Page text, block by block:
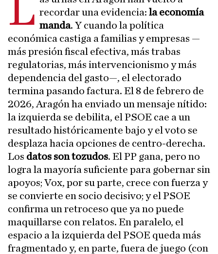
L recordar una evidencia:la economía
manda. Y cuando la política
económica castiga a familias y empresas —
más presión fiscal efectiva, más trabas
regulatorias, más intervencionismo y más
dependencia del gasto—, el electorado
termina pasando factura. El 8 de febrero de
2026, Aragón ha enviado un mensaje nítido:
la izquierda se debilita, el PSOE cae a un
resultado históricamente bajo y el voto se
desplaza hacia opciones de centro-derecha.
Los datos son tozudos. El PP gana, pero no
logra la mayoría suficiente para gobernar sin
apoyos; Vox, por su parte, crece con fuerza y
se convierte en socio decisivo; y el PSOE
confirma un retroceso que ya no puede
maquillarse con relatos. En paralelo, el
espacio a la izquierda del PSOE queda más
fragmentado y, en parte, fuera de juego (con